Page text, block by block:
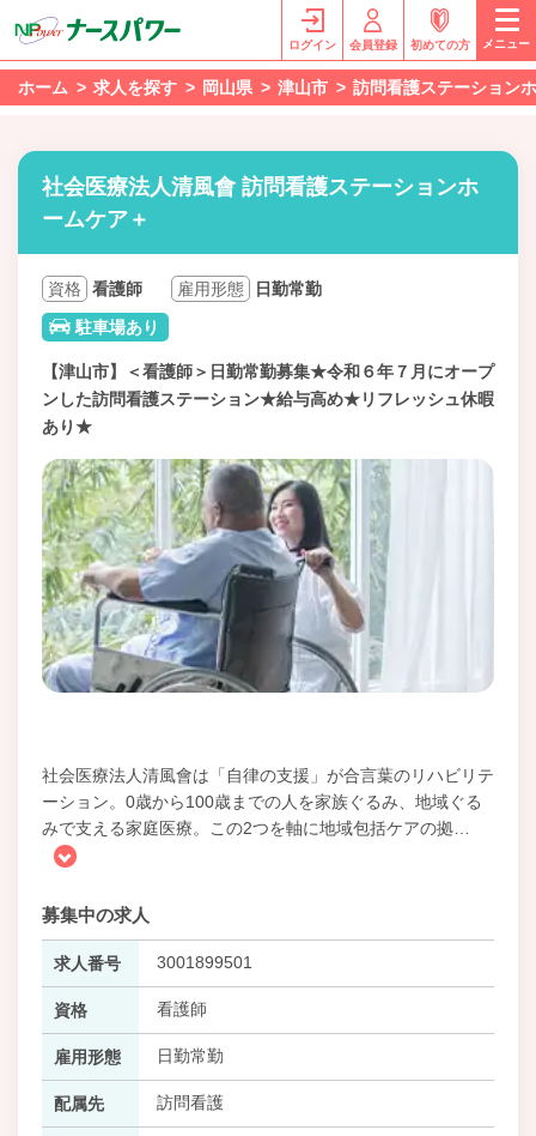
ログイン 会員登録 初めての方 メニュー
ホーム 求人を探す 岡山県 津山市 訪問看護ステーション
社会医療法人清風會 訪問看護ステーションホ
ームケア＋
資格 看護師 雇用形態
日勤常勤
駐車場あり
【津山市】＜看護師＞日勤常勤募集★令和６年７月にオープ
ンした訪問看護ステーション★給与高め★リフレッシュ休暇
あり★
社会医療法人清風會は「自律の支援」が合言葉のリハビリテ
ーション。0歳から100歳までの人を家族ぐるみ、地域ぐる
みで支える家庭医療。この2つを軸に地域包括ケアの拠
募集中の求人
求人番号 3001899501
資格 看護師
雇用形態 日勤常勤
配属先 訪問看護